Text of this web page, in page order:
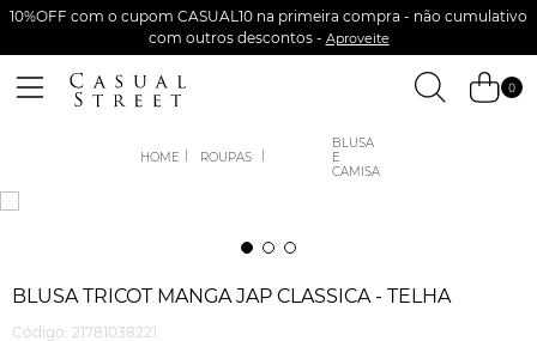
10%OFF com o cupom CASUAL10 na primeira compra - não cumulativo
com outros descontos - Aproveite
0
ROUPAS
BLUSA
E
CAMISA
BLUSA TRICOT MANGA JAP CLASSICA - TELHA
Código: 21781038221